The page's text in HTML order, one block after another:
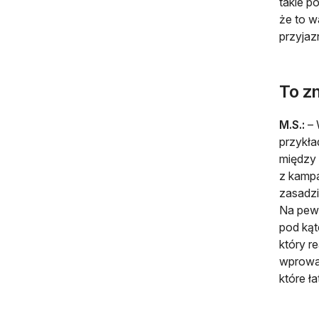
że to
To
M.S.: –
między
z
Na
pod
który
które